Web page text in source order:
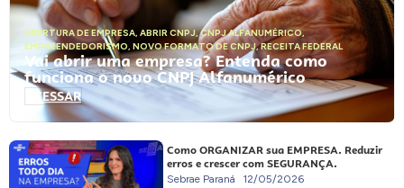
ABERTURA DE EMPRESA, ABRIR CNPJ,CNPJ ALFANUMÉRICO,
EMPREENDEDORISMO, NOVO FORMATO DE CNPJ,RECEITA FEDERAL
Vai abrir uma empresa? Entenda como
funciona o novo CNPJ Alfanumérico
ACESSAR
Como ORGANIZAR sua EMPRESA. Reduzir
erros e crescer com SEGURANÇA.
Sebrae Paraná 12/05/2026